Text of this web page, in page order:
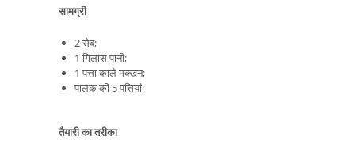
सामग्री
2 सेब;
1 गिलास पानी;
1 पत्ता काले मक्खन;
पालक की 5 पत्तियां;
तैयारी का तरीका